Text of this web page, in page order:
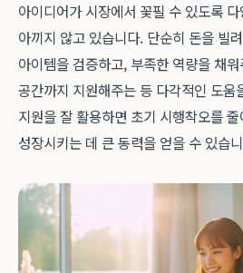
아이디어가 시장에서 꽃필 수 있도록
아끼지 않고 있습니다. 단순히 돈을 빌
아이템을 검증하고, 부족한 역량을 채
공간까지 지원해주는 등 다각적인 도움
지원을 잘 활용하면 초기 시행착오를
성장시키는 데 큰 동력을 얻을 수 있습